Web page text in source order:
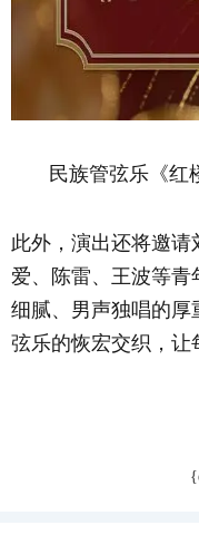
民族管弦乐《红
此外，演出还将邀
爱、陈雷、王波等青
细腻、男声独唱的厚
弦乐的恢宏交织，让